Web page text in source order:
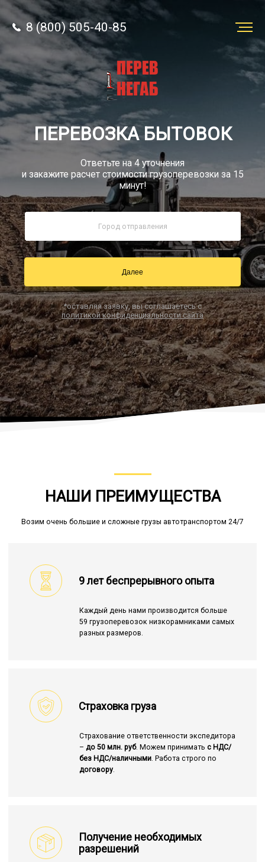
8 (800) 505-40-85
Звонок по России бесплатно
sale@simtruck-negabarit.ru
Заказать звонок
Заказать
перевозку
Грузы
8 (800) 505-40-85
ПЕРЕВОЗКА БЫТОВОК
Ответьте на 4 уточнения
и закажите расчет стоимости грузоперевозки за 15
минут!
Далее
*оставляя заявку, вы соглашаетесь с
политикой конфиденциальности сайта
НАШИ ПРЕИМУЩЕСТВА
Возим очень большие и сложные грузы автотранспортом 24/7
9 лет беспрерывного опыта
Каждый день нами производится больше
59 грузоперевозок низкорамниками самых
разных размеров.
Страховка груза
Страхование ответственности экспедитора
– до 50 млн. руб. Можем принимать с НДС/
без НДС/наличными. Работа строго по
договору.
Получение необходимых
разрешений